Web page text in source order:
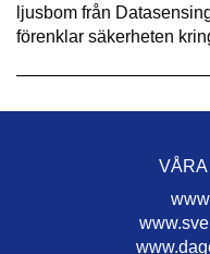
ljusbom från
förenklar säkerheten
VÅRA